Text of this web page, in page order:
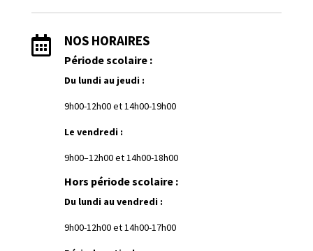
 NOS HORAIRES
Période scolaire :
Du lundi au jeudi :
9h00-12h00 et14h00-19h00
Le vendredi :
9h00–12h00 et 14h00-18h00
Hors période scolaire :
Du lundi au vendredi :
9h00-12h00 et 14h00-17h00